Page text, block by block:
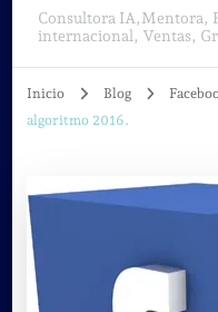
Consultora IA,Mentora,
internacional, Ventas,
Inicio Blog
algoritmo 2016.